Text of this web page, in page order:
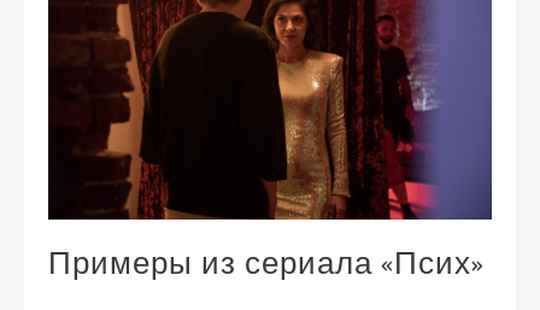
Примеры из сериала «Псих»